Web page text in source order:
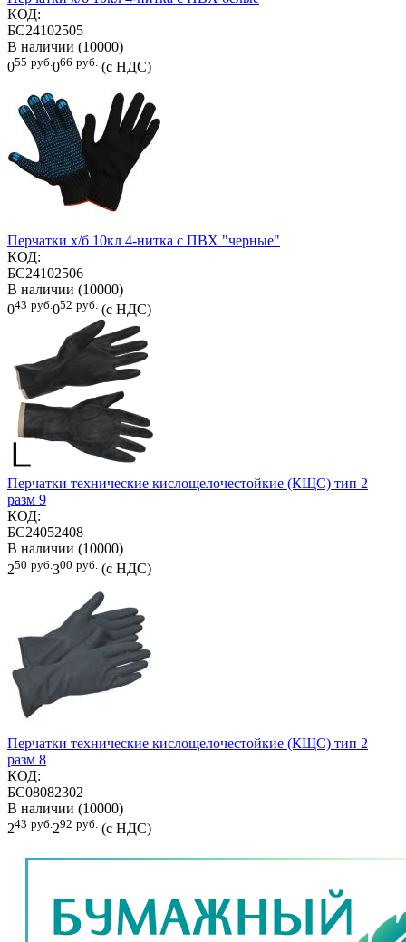
КОД:
БС24102505
В наличии (10000)
055 руб. 066 руб. (с НДС)
Перчатки х/б 10кл 4-нитка с ПВХ "черные"
КОД:
БС24102506
В наличии (10000)
043 руб.052 руб. (с НДС)
Перчатки технические кислощелочестойкие (КЩС) тип 2
разм 9
КОД:
БС24052408
В наличии (10000)
250 руб. 300 руб. (с НДС)
Перчатки технические кислощелочестойкие (КЩС) тип 2
разм 8
КОД:
БС08082302
В наличии (10000)
243 руб. 292 руб. (с НДС)